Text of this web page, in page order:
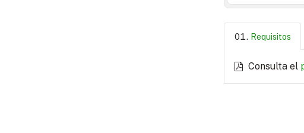
Requisitos
Consulta el